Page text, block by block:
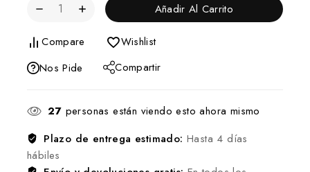
Añadir Al Carrito
Compare
Wishlist
Nos Pide
Compartir
27 personas están viendo esto ahora mismo
Plazo de entrega estimado: Hasta 4 días
hábiles